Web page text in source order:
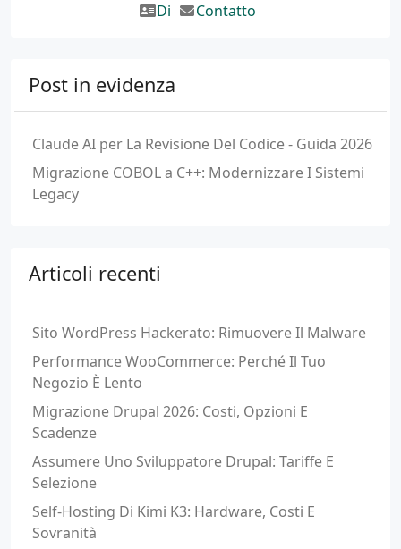
Di
Contatto
Post in evidenza
Claude AI per La Revisione Del Codice - Guida 2026
Migrazione COBOL a C++: Modernizzare I Sistemi
Legacy
Articoli recenti
Sito WordPress Hackerato: Rimuovere Il Malware
Performance WooCommerce: Perché Il Tuo
Negozio È Lento
Migrazione Drupal 2026: Costi, Opzioni E
Scadenze
Assumere Uno Sviluppatore Drupal: Tariffe E
Selezione
Self-Hosting Di Kimi K3: Hardware, Costi E
Sovranità